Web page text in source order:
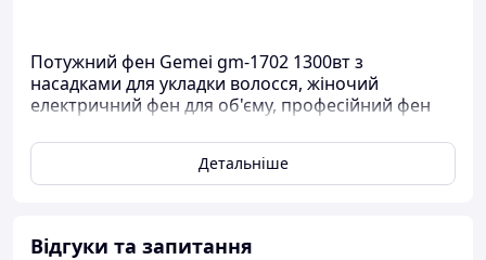
Потужний фен Gemei gm-1702 1300вт з
насадками для укладки волосся, жіночий
електричний фен для об'єму, професійний фен
Детальніше
Відгуки та запитання